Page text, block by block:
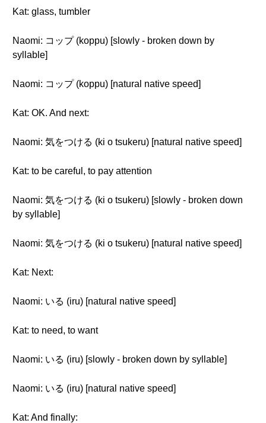
Kat: glass, tumbler
Naomi: コップ (koppu) [slowly - broken down by
syllable]
Naomi: コップ (koppu) [natural native speed]
Kat: OK. And next:
Naomi: 気をつける (ki o tsukeru) [natural native speed]
Kat: to be careful, to pay attention
Naomi: 気をつける (ki o tsukeru) [slowly - broken down
by syllable]
Naomi: 気をつける (ki o tsukeru) [natural native speed]
Kat: Next:
Naomi: いる (iru) [natural native speed]
Kat: to need, to want
Naomi: いる (iru) [slowly - broken down by syllable]
Naomi: いる (iru) [natural native speed]
Kat: And finally: